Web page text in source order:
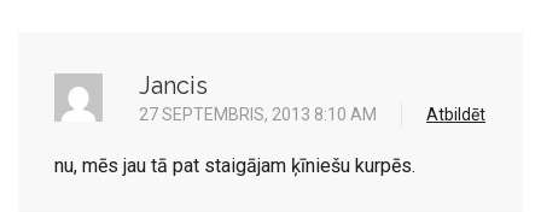
Jancis
27 SEPTEMBRIS, 2013 8:10 AM Atbildēt
nu, mēs jau tā pat staigājam ķīniešu kurpēs.